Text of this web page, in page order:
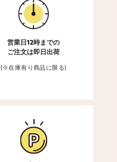
営業日12時までの
ご注文は即日出荷
(※在庫有り商品に限る)